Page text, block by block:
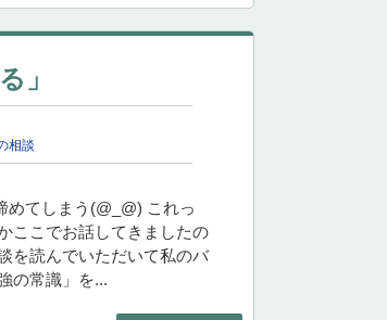
」
相談
てしまう(@_@) これっ
ここでお話してきましたの
を読んでいただいて私のバ
の常識」を...